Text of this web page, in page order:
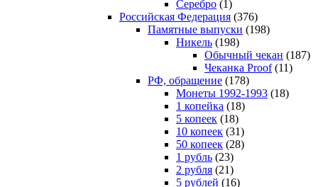
Серебро (1)
Российская Федерация (376)
Памятные выпуски (198)
Никель (198)
Обычный чекан (187)
Чеканка Proof(11)
РФ, обращение (178)
Монеты 1992-1993 (18)
1 копейка (18)
5 копеек (18)
10 копеек (31)
50 копеек (28)
1 рубль (23)
2 рубля (21)
5 рублей (16)